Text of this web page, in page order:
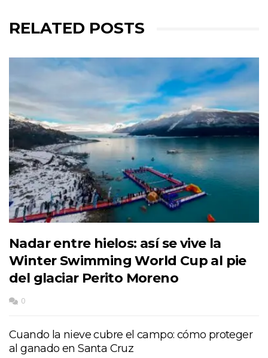
RELATED POSTS
Nadar entre hielos: así se vive la
Winter Swimming World Cup al pie
del glaciar Perito Moreno
0
Cuando la nieve cubre el campo: cómo proteger
al ganado en Santa Cruz